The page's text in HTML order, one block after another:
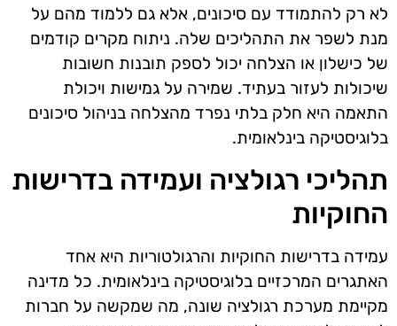
לא רק להתמודד עם סיכונים, אלא גם ללמוד מהם על
מנת לשפר את התהליכים שלה. ניתוח מקרים קודמים
של כישלון או הצלחה יכול לספק תובנות חשובות
שיכולות לעזור בעתיד. שמירה על גמישות ויכולת
התאמה היא חלק בלתי נפרד מהצלחה בניהול סיכונים
בלוגיסטיקה בינלאומית.
תהליכי רגולציה ועמידה בדרישות
החוקיות
עמידה בדרישות החוקיות והרגולטוריות היא אחד
האתגרים המרכזיים בלוגיסטיקה בינלאומית. כל מדינה
מקיימת מערכת רגולציה שונה, מה שמקשה על חברות